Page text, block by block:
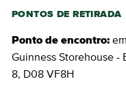
PONTOS DE RETIRADA
Ponto de encontro:
Guinness Storehouse -
8, D08 VF8H